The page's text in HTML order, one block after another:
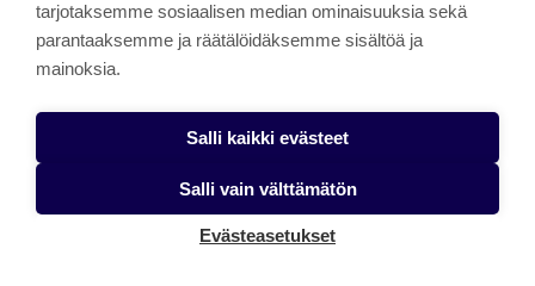
Linkit
tarjotaksemme sosiaalisen median ominaisuuksia sekä
parantaaksemme ja räätälöidäksemme sisältöä ja
mainoksia.
Salli kaikki evästeet
Salli vain välttämätön
Evästeasetukset